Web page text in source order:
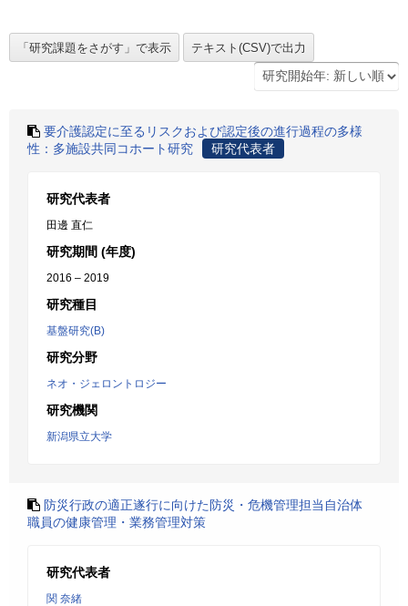
要介護認定に至るリスクおよび認定後の進行過程の多様
性：多施設共同コホート研究
研究代表者
研究代表者
田邊 直仁
研究期間 (年度)
2016 – 2019
研究種目
基盤研究(B)
研究分野
ネオ・ジェロントロジー
研究機関
新潟県立大学
防災行政の適正遂行に向けた防災・危機管理担当自治体
職員の健康管理・業務管理対策
研究代表者
関 奈緒